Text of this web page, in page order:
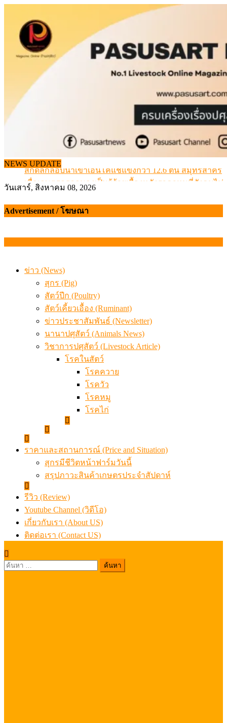
content
NEWS UPDATE
สกัดลักลอบนำเข้าเอ็นโคแช่แข็งกว่า 12.6 ตัน สมุทรสาคร
เมื่อเกษตรกรถูกมองเป็นผู้ร้ายเบื้องหลังราคาหมูที่สังคมไม่
สุดอั้น! ไข่ไก่หน้าฟาร์มปรับขึ้นอีก 6 บาท/แผง เริ่ม 7 ส.ค.69
เดินหน้าดัน “ราคากลางโคเนื้อ” แก้ปัญหาราคาโคเนื้อตก
เมื่อเกษตรกรถูกมองเป็นผู้ร้ายเบื้องหลังราคาหมูที่สังคมไม่
วันเสาร์, สิงหาคม 08, 2026
Advertisement / โฆษณา
ข่าว (News)
สุกร (Pig)
สัตว์ปีก (Poultry)
สัตว์เคี้ยวเอื้อง (Ruminant)
ข่าวประชาสัมพันธ์ (Newsletter)
นานาปศุสัตว์ (Animals News)
วิชาการปศุสัตว์ (Livestock Article)
โรคในสัตว์
โรคควาย
โรควัว
โรคหมู
โรคไก่
ราคาและสถานการณ์ (Price and Situation)
สุกรมีชีวิตหน้าฟาร์มวันนี้
สรุปภาวะสินค้าเกษตรประจำสัปดาห์
รีวิว (Review)
Youtube Channel (วิดีโอ)
เกี่ยวกับเรา (About US)
ติดต่อเรา (Contact US)
ค้นหา